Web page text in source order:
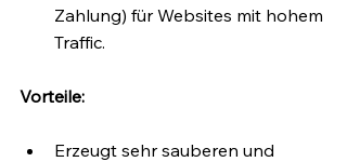
Zahlung) für Websites mit hohem
Traffic.
Vorteile:
Erzeugt sehr sauberen und